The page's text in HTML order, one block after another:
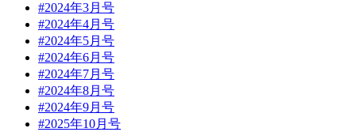
#2024年3月号
#2024年4月号
#2024年5月号
#2024年6月号
#2024年7月号
#2024年8月号
#2024年9月号
#2025年10月号